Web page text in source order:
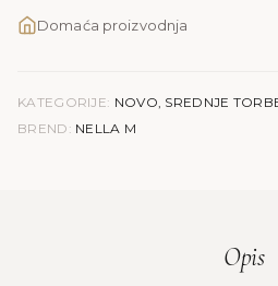
Domaća proizvodnja
KATEGORIJE: NOVO SREDNJE
BREND: NELLA M
Opis